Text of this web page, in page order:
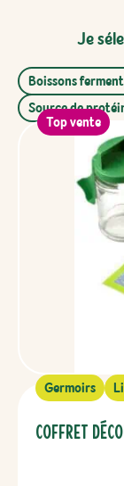
Je
Boissons
Source de
Top vente
Germoirs
Coffret